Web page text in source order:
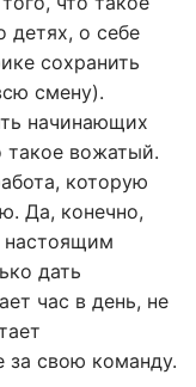
детях, о себе
сохранить
смену).
начинающих
такое вожатый.
которую
Да, конечно,
настоящим
дать
час в день, не
за свою команду.